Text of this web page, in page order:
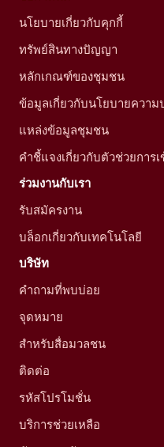
นโยบายเกี่ยวกับคุกกี้
ทรัพย์สินทางปัญญา
หลักเกณฑ์ของชุมชน
ข้อมูลเกี่ยวกับนโยบายควา
แหล่งข้อมูลชุมชน
คำชี้แจงเกี่ยวกับตัวช่วยการเ
ร่วมงานกับเรา
รับสมัครงาน
บล็อกเกี่ยวกับเทคโนโลยี
บริษัท
คำถามที่พบบ่อย
จุดหมาย
สำหรับสื่อมวลชน
ติดต่อ
รหัสโปรโมชั่น
บริการช่วยเหลือ